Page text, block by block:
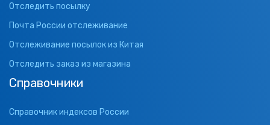
Отследить посылку
Почта России отслеживание
Отслеживание посылок из Китая
Отследить заказ из магазина
Справочники
Справочник индексов России